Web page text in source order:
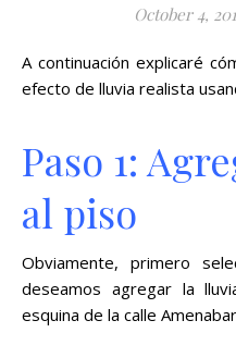
October 4,
A continuación explicaré cómo realizar en pocos pasos un
efecto de lluvia realista
Paso 1:
al piso
Obviamente, primero
deseamos agregar la
esquina de la calle